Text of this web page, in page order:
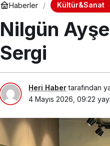
Haberler Kültür&Sanat
Nilgün
Sergi
Heri Habertarafından
4 Mayıs 2026, 09:22